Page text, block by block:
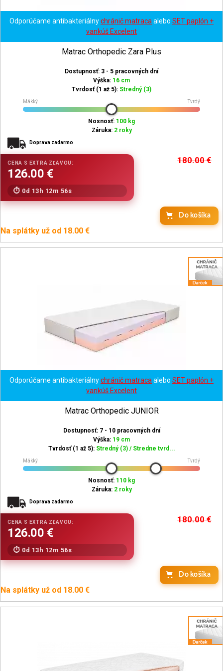
Odporúčame antibakteriálnychránič matraca alebo SET paplón +
vankúš Excelent
Matrac Orthopedic Zara Plus
Dostupnosť: 3 - 5 pracovných dní
Výška: 16 cm
Tvrdosť (1 až 5): Stredný (3)
Mäkký Tvrdý
Nosnosť: 100 kg
Záruka: 2 roky
Doprava zadarmo
180.00€
0d 13h 12m 54s
Do košíka
Na splátky už od 18.00 €
Odporúčame antibakteriálnychránič matraca alebo SET paplón +
vankúš Excelent
Matrac Orthopedic JUNIOR
Dostupnosť: 7 - 10 pracovných dní
Výška: 19 cm
Tvrdosť (1 až 5): Stredný (3) / Stredne tvrd...
Mäkký Tvrdý
Nosnosť: 110 kg
Záruka: 2 roky
Doprava zadarmo
180.00€
0d 13h 12m 54s
Do košíka
Na splátky už od 18.00 €